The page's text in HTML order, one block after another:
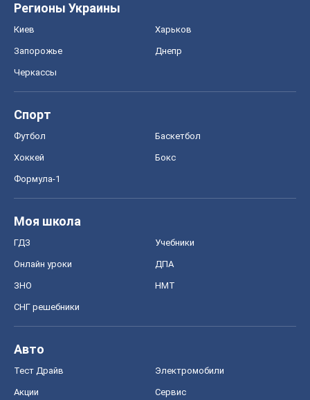
Регионы Украины
Киев Харьков
Запорожье Днепр
Черкассы
Спорт
Футбол Баскетбол
Хоккей Бокс
Формула-1
Моя школа
ГДЗ Учебники
Онлайн уроки ДПА
ЗНО НМТ
СНГ решебники
Авто
Тест Драйв Электромобили
Акции Сервис